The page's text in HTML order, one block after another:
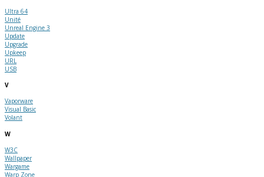
Ultra 64
Unité
Unreal Engine 3
Update
Upgrade
Upkeep
URL
USB
V
Vaporware
Visual Basic
Volant
W
W3C
Wallpaper
Wargame
Warp Zone